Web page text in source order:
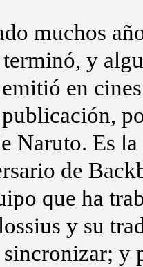
muchos
y
en
publicación,
Naruto. Es
de
que ha
y su
sincronizar;